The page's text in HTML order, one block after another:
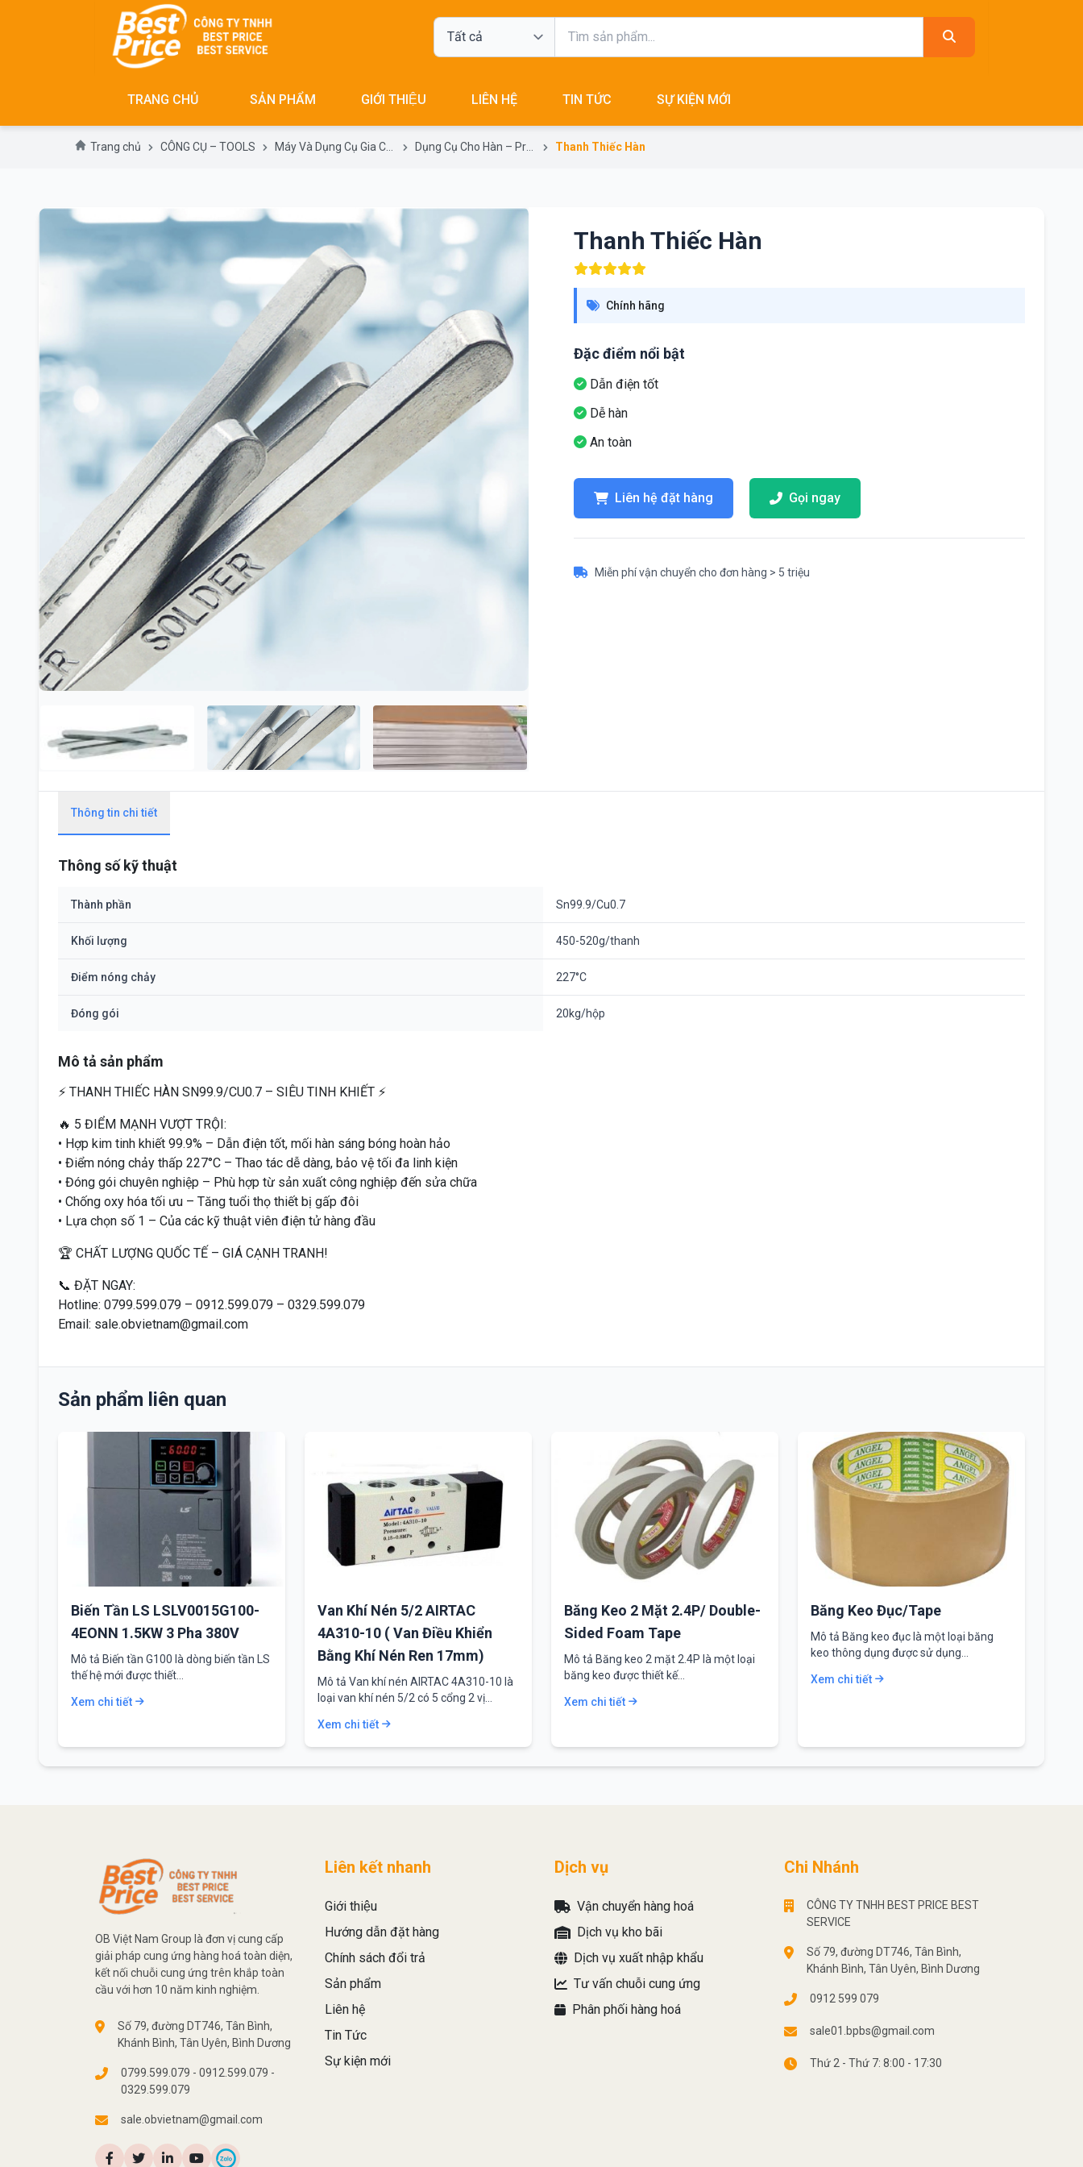
TRANG CHỦ SẢN PHẨM GIỚI THIỆU LIÊN HỆ TIN TỨC SỰ KIỆN MỚI
Trang chủ CÔNG CỤ – TOOLS Thanh Thiếc Hàn
Thanh Thiếc Hàn
Chính hãng
Đặc điểm nổi bật
Dẫn điện tốt
Dễ hàn
An toàn
Liên hệ đặt hàng Gọi ngay
Miễn phí vận chuyển cho đơn hàng > 5 triệu
Thông tin chi tiết
Thông số kỹ thuật
Thành phần Sn99.9/Cu0.7
Khối lượng 450-520g/thanh
Điểm nóng chảy 227°C
Đóng gói 20kg/hộp
Mô tả sản phẩm
⚡ THANH THIẾC HÀN SN99.9/CU0.7 – SIÊU TINH KHIẾT ⚡
🔥 5 ĐIỂM MẠNH VƯỢT TRỘI:
• Hợp kim tinh khiết 99.9% – Dẫn điện tốt, mối hàn sáng bóng hoàn hảo
• Điểm nóng chảy thấp 227°C – Thao tác dễ dàng, bảo vệ tối đa linh kiện
• Đóng gói chuyên nghiệp – Phù hợp từ sản xuất công nghiệp đến sửa chữa
• Chống oxy hóa tối ưu – Tăng tuổi thọ thiết bị gấp đôi
• Lựa chọn số 1 – Của các kỹ thuật viên điện tử hàng đầu
🏆 CHẤT LƯỢNG QUỐC TẾ – GIÁ CẠNH TRANH!
📞 ĐẶT NGAY:
Hotline: 0799.599.079 – 0912.599.079 – 0329.599.079
Email: sale.obvietnam@gmail.com
Sản phẩm liên quan
Biến Tần LS LSLV0015G100-
4EONN 1.5KW 3 Pha 380V
Mô tả Biến tần G100 là dòng biến tần LS
thế hệ mới được thiết…
Xem chi tiết
Van Khí Nén 5/2 AIRTAC
4A310-10 ( Van Điều Khiển
Bằng Khí Nén Ren 17mm)
Mô tả Van khí nén AIRTAC 4A310-10 là
loại van khí nén 5/2 có 5 cổng 2 vị…
Xem chi tiết
Băng Keo 2 Mặt 2.4P/ Double-
Sided Foam Tape
Mô tả Băng keo 2 mặt 2.4P là một loại
băng keo được thiết kế…
Xem chi tiết
Băng Keo Đục/Tape
Mô tả Băng keo đục là một loại băng
keo thông dụng được sử dụng…
Xem chi tiết
OB Việt Nam Group là đơn vị cung cấp
giải pháp cung ứng hàng hoá toàn diện,
kết nối chuỗi cung ứng trên khắp toàn
cầu với hơn 10 năm kinh nghiệm.
Số 79, đường DT746, Tân Bình,
Khánh Bình, Tân Uyên, Bình Dương
0799.599.079 - 0912.599.079 -
0329.599.079
sale.obvietnam@gmail.com
Liên kết nhanh
Giới thiệu
Hướng dẫn đặt hàng
Chính sách đổi trả
Sản phẩm
Liên hệ
Tin Tức
Sự kiện mới
Dịch vụ
Vận chuyển hàng hoá
Dịch vụ kho bãi
Dịch vụ xuất nhập khẩu
Tư vấn chuỗi cung ứng
Phân phối hàng hoá
Chi Nhánh
CÔNG TY TNHH BEST PRICE BEST
SERVICE
Số 79, đường DT746, Tân Bình,
Khánh Bình, Tân Uyên, Bình Dương
0912 599 079
sale01.bpbs@gmail.com
Thứ 2 - Thứ 7: 8:00 - 17:30